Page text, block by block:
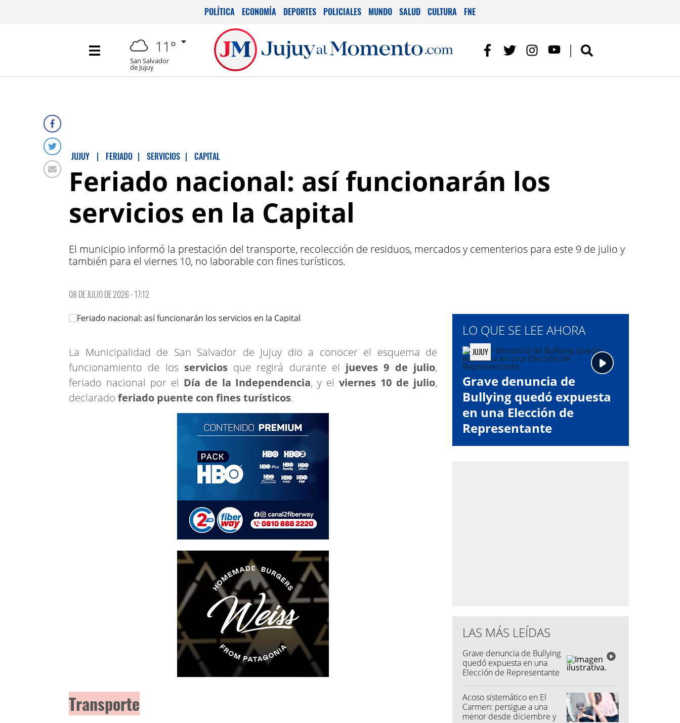
POLÍTICA ECONOMÍA DEPORTES POLICIALES MUNDO SALUD CULTURA FNE
11°
San Salvador
de Jujuy
JUJUY | FERIADO | SERVICIOS | CAPITAL
Feriado nacional: así funcionarán los
servicios en la Capital
El municipio informó la prestación del transporte, recolección de residuos, mercados y cementerios para este 9 de julio y
también para el viernes 10, no laborable con fines turísticos.
08 DE JULIO DE 2026 - 17:12
La Municipalidad de San Salvador de Jujuy dio a conocer el esquema de
funcionamiento de los serviciosque regirá durante el jueves 9 de julio,
feriado nacional por el Día de la Independencia, y elviernes 10 de julio,
declarado feriado puente con fines turísticos.
Transporte
LO QUE SE LEE AHORA
JUJUY
Grave denuncia de
Bullying quedó expuesta
en una Elección de
Representante
LAS MÁS LEÍDAS
Grave denuncia de Bullying
quedó expuesta en una
Elección de Representante
Acoso sistemático en El
Carmen: persigue a una
menor desde diciembre y